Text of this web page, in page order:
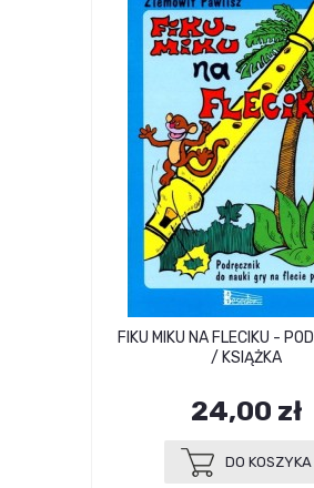
FIKU MIKU NA FLECIKU -
/ KSIĄŻKA
24,00 zł
DO KOSZYKA